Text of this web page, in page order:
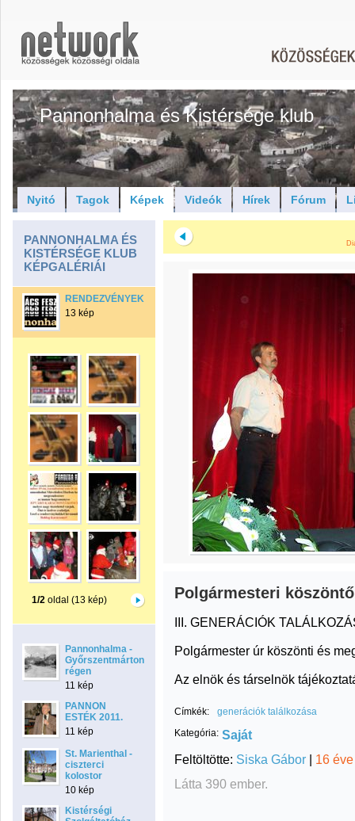
Pannonhalma és Kistérsége klub
Nyitó Tagok Képek Videók Hírek Fórum
PANNONHALMA ÉS
KISTÉRSÉGE KLUB
KÉPGALÉRIÁI
RENDEZVÉNYEK
13 kép
1/2oldal (13 kép)
Pannonhalma -
Győrszentmárton
régen
11 kép
PANNON
ESTÉK 2011.
11 kép
St. Marienthal -
ciszterci
kolostor
10 kép
Kistérségi
Polgármesteri köszöntő
III. GENERÁCIÓK
Polgármester úr köszönti és
Az elnök és társelnök
Címkék:
generációk találkozása
Kategória: Saját
Feltöltötte: Siska Gábor | 16 éve
Látta 390 ember.